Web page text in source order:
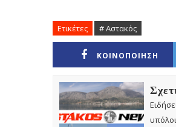
Ετικέτες # Αστακός
ΚΟΙΝΟΠΟΙΗΣΗ